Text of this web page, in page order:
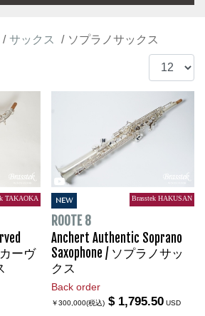
サックス ソプラノサックス
TAKAOKA
カーヴ
NEW Brasstek HAKUSAN
ROOTE 8
Anchert Authentic Soprano
Saxophone / ソプラノサッ
クス
Back order
￥300,000(税込) $ 1,795.50USD